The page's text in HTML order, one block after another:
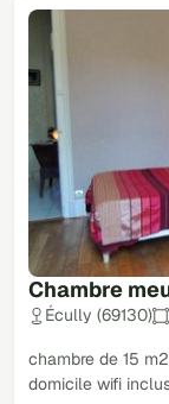
Chambre
Écully (69130)
chambre de 15
domicile wifi